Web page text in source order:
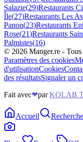
Salazie(29)Restaurants
Île(27)Restaurants Les
Panon(23)Restaurants
Rose(21)Restaurants
Palmistes(16)
© 2026 Manger.re -
Paramètres des cookies
d'utilisationCookies
des résultatsSignaler un
Fait avec❤par KOLAB
Accueil Recherche